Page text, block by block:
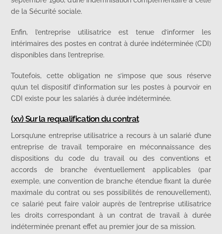
de la Sécurité sociale.
Enfin, l’entreprise utilisatrice est tenue d’informer les
intérimaires des postes en contrat à durée indéterminée (CDI)
disponibles dans l’entreprise.
Toutefois, cette obligation ne s’impose que sous réserve
qu’un tel dispositif d’information sur les postes à pourvoir en
CDI existe pour les salariés à durée indéterminée.
(xv) Sur la requalification du contrat
Lorsqu’une entreprise utilisatrice a recours à un salarié d’une
entreprise de travail temporaire en méconnaissance des
dispositions du code du travail ou des conventions et
accords de branche éventuellement applicables (par
exemple, une convention de branche étendue fixant la durée
maximale du contrat ou ses possibilités de renouvellement),
ce salarié peut faire valoir auprès de l’entreprise utilisatrice
les droits correspondant à un contrat de travail à durée
indéterminée prenant effet au premier jour de sa mission.